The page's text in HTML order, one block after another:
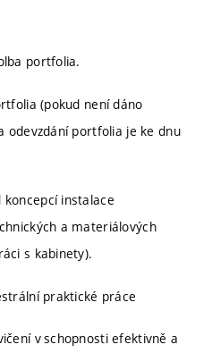
portfolia.
(pokud není dáno
odevzdání portfolia je ke dnu
koncepcí instalace
a materiálových
s kabinety).
praktické práce
v schopnosti efektivně a